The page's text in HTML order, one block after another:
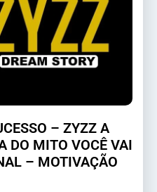
– ZYZZ A
DO MITO VOCÊ VAI
– MOTIVAÇÃO